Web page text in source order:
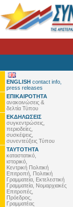
ENGLISH contact info,
press releases
ΕΠΙΚΑΙΡΟΤΗΤΑ
ανακοινώσεις &
δελτία Τύπου
ΕΚΔΗΛΩΣΕΙΣ
συγκεντρώσεις,
περιοδείες,
συσκέψεις,
συνεντεύξεις Τύπου
ΤΑΥΤΟΤΗΤΑ
καταστατικό,
ιστορικό,
Κεντρική Πολιτική
Επιτροπή, Πολιτική
Γραμματεία, Εκτελεστική
Γραμματεία, Νομαρχιακές
Επιτροπές,
Πρόεδρος,
Γραμματέας